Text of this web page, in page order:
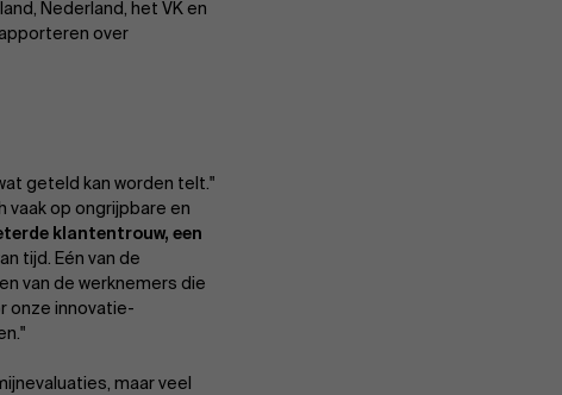
Nederland, het VK en
over
geteld kan worden telt."
vaak op ongrijpbare en
klantentrouw, een
tijd. Eén van de
van de werknemers die
onze innovatie-
maar veel